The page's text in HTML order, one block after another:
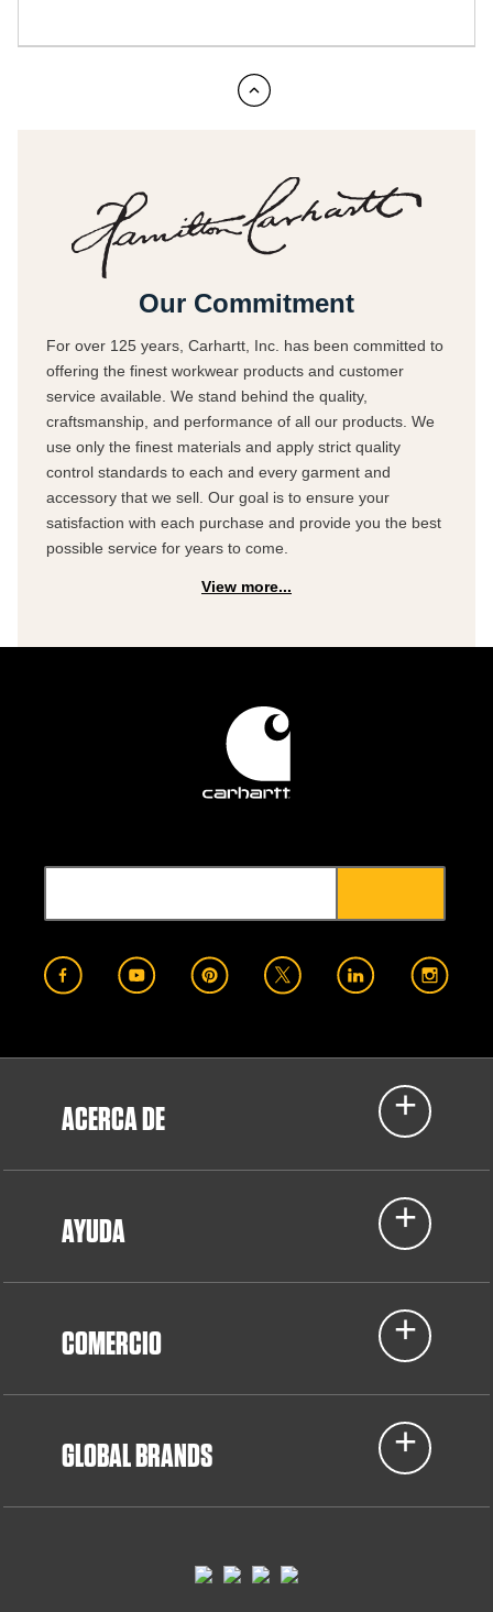
Our Commitment
For over 125 years, Carhartt, Inc. has been committed to
offering the finest workwear products and customer
service available. We stand behind the quality,
craftsmanship, and performance of all our products. We
use only the finest materials and apply strict quality
control standards to each and every garment and
accessory that we sell. Our goal is to ensure your
satisfaction with each purchase and provide you the best
possible service for years to come.
View more...
ACERCA DE
AYUDA
COMERCIO
GLOBAL BRANDS